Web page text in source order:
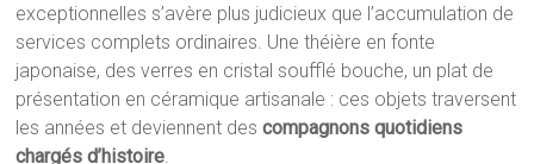
exceptionnelles s’avère plus judicieux que l’accumulation de
services complets ordinaires. Une théière en fonte
japonaise, des verres en cristal soufflé bouche, un plat de
présentation en céramique artisanale : ces objets traversent
les années et deviennent descompagnons quotidiens
chargés d’histoire